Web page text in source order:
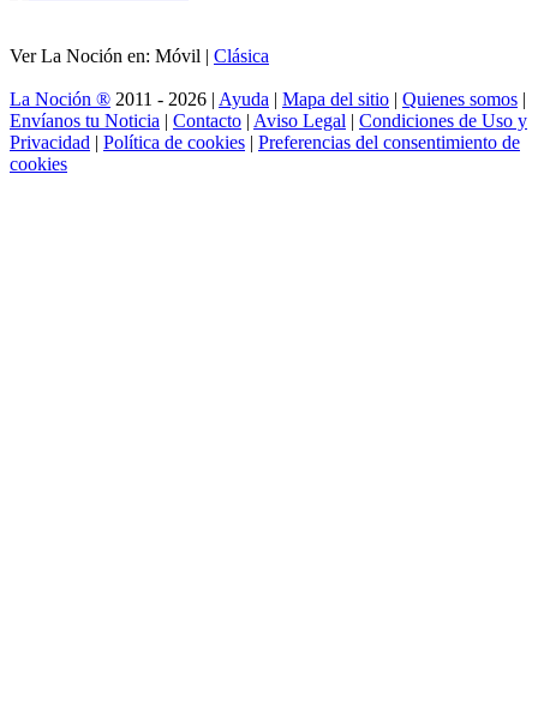
Ver La Noción en: Móvil | Clásica
La Noción ® 2011 - 2026 | Ayuda | Mapa del sitio | Quienes somos |
Envíanos tu Noticia | Contacto | Aviso Legal | Condiciones de Uso y
Privacidad | Política de cookies | Preferencias del consentimiento de
cookies